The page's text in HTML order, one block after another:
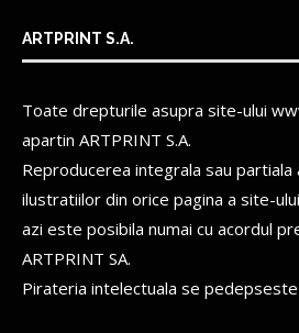
ARTPRINT S.A.
Toate drepturile asupra site-ului
apartin ARTPRINT S.A.
Reproducerea integrala sau
ilustratiilor din orice pagina a site-
azi este posibila numai cu acordul
ARTPRINT SA.
Pirateria intelectuala se